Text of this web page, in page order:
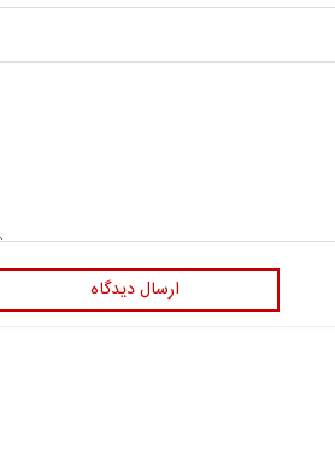
ارسال دیدگاه